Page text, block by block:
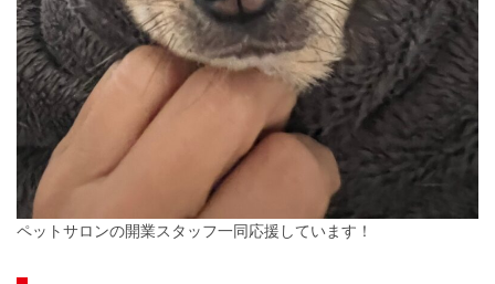
ペットサロンの開業スタッフ一同応援しています！